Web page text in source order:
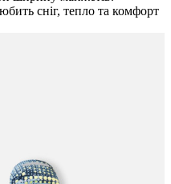
сніг, тепло та комфорт